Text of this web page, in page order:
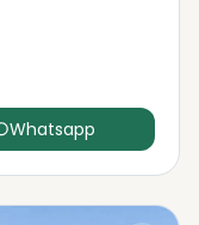
Whatsapp